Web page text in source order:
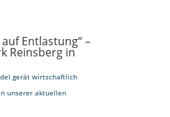
Entlastung“ –
Reinsberg in
gerät wirtschaftlich
unserer aktuellen